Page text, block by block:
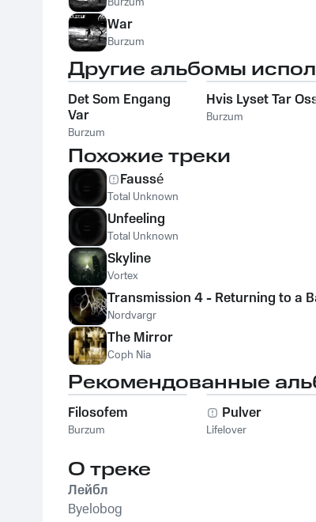
War
Burzum
Другие альбомы
Det Som Engang
Var
Burzum
Hvis Lyset Tar
Burzum
Похожие треки
Faussé
Total Unknown
Unfeeling
Total Unknown
Skyline
Vortex
Transmission 4 - Returning to a
Nordvargr
The Mirror
Coph Nia
Рекомендованные
Filosofem
Burzum
Pulver
Lifelover
О треке
Лейбл
Byelobog